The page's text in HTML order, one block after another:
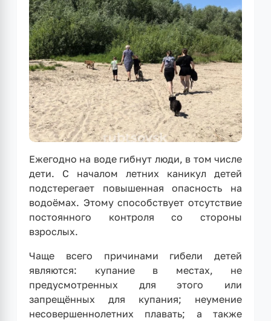
Ежегодно на воде гибнут люди, в том числе
дети. С началом летних каникул детей
подстерегает повышенная опасность на
водоёмах. Этому способствует отсутствие
постоянного контроля со стороны
взрослых.
Чаще всего причинами гибели детей
являются: купание в местах, не
предусмотренных для этого или
запрещённых для купания; неумение
несовершеннолетних плавать; а также